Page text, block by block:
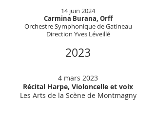
14 juin 2024
Carmina Burana, Orff
Orchestre Symphonique de Gatineau
Direction Yves Léveillé
2023
4 mars 2023
Récital Harpe, Violoncelle et voix
Les Arts de la Scène de Montmagny